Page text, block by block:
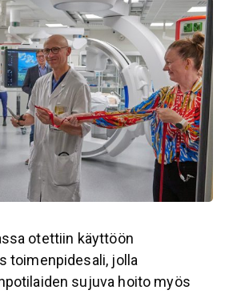
otettiin käyttöön
toimenpidesali, jolla
sujuva hoito myös